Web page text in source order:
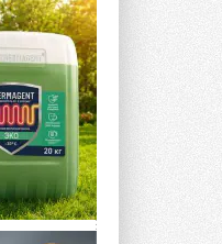
PV/T
...
в
Форум
...